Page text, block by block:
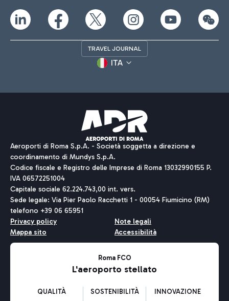
TRAVEL JOURNAL
ITA
Aeroporti di Roma S.p.A. - Società soggetta a direzione e
coordinamento di Mundys S.p.A.
Codice fiscale e Registro delle Imprese di Roma 13032990155 P.
IVA 06572251004
Capitale sociale 62.224.743,00 int. vers.
Sede legale: Via Pier Paolo Racchetti 1 - 00054 Fiumicino (RM)
telefono +39 06 65951
Privacy policy
Note legali
Mappa sito
Accessibilità
Roma FCO
L'aeroporto stellato
QUALITÀ SOSTENIBILITÀ INNOVAZIONE